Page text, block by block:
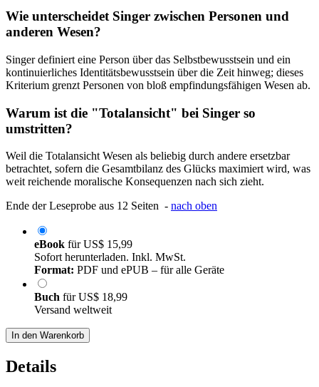
Wie unterscheidet Singer zwischen Personen und
anderen Wesen?
Singer definiert eine Person über das Selbstbewusstsein und ein
kontinuierliches Identitätsbewusstsein über die Zeit hinweg; dieses
Kriterium grenzt Personen von bloß empfindungsfähigen Wesen ab.
Warum ist die "Totalansicht" bei Singer so
umstritten?
Weil die Totalansicht Wesen als beliebig durch andere ersetzbar
betrachtet, sofern die Gesamtbilanz des Glücks maximiert wird, was
weit reichende moralische Konsequenzen nach sich zieht.
Ende der Leseprobe aus 12 Seiten - nach oben
eBook fürUS$ 15,99
Sofort herunterladen. Inkl. MwSt.
Format: PDF und ePUB – für alle Geräte
Buch fürUS$ 18,99
Versand weltweit
In den Warenkorb
Details